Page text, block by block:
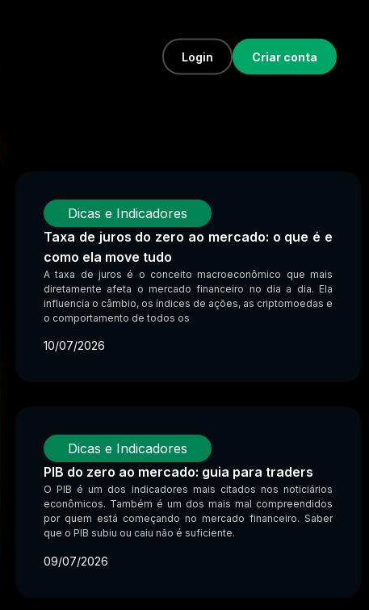
Login Criar conta
Dicas e Indicadores
Taxa de juros do zero ao mercado: o que é e
como ela move tudo
A taxa de juros é o conceito macroeconômico que mais
diretamente afeta o mercado financeiro no dia a dia. Ela
influencia o câmbio, os índices de ações, as criptomoedas e
o comportamento de todos os
10/07/2026
Dicas e Indicadores
PIB do zero ao mercado: guia para traders
O PIB é um dos indicadores mais citados nos noticiários
econômicos. Também é um dos mais mal compreendidos
por quem está começando no mercado financeiro. Saber
que o PIB subiu ou caiu não é suficiente.
09/07/2026